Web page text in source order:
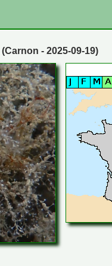
(Carnon - 2025-09-19)